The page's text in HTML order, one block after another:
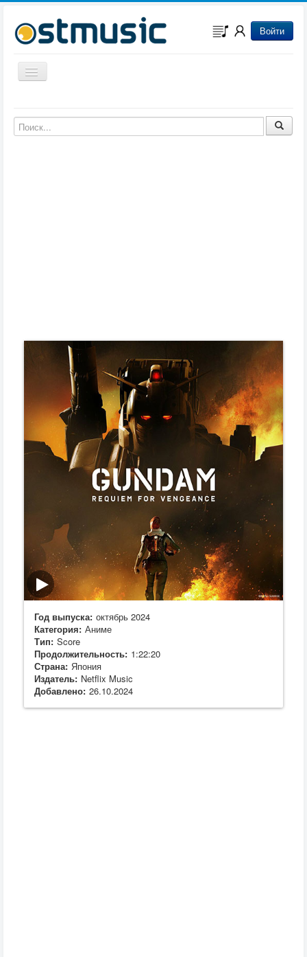
Войти
Включить/выключить навигацию
Музыка из мультфильмов
Музыка из сериалов
Год выпуска: октябрь 2024
Категория: Аниме
Тип: Score
Продолжительность: 1:22:20
Страна: Япония
Издатель: Netflix Music
Добавлено: 26.10.2024